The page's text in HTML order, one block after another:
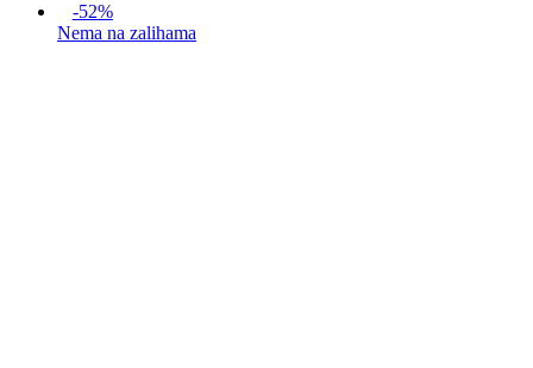
-52%
Nema na zalihama